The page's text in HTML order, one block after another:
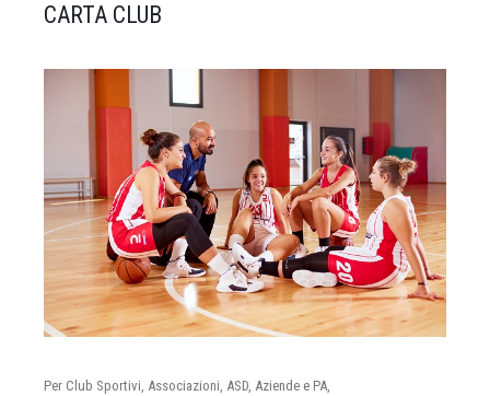
CARTA CLUB
Per Club Sportivi, Associazioni, ASD, Aziende e PA,